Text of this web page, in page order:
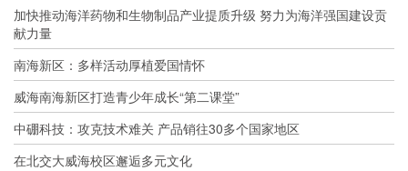
加快推动海洋药物和生物制品产业提质升级 努力为海洋强国建设贡
献力量
南海新区：多样活动厚植爱国情怀
威海南海新区打造青少年成长“第二课堂”
中硼科技：攻克技术难关 产品销往30多个国家地区
在北交大威海校区邂逅多元文化